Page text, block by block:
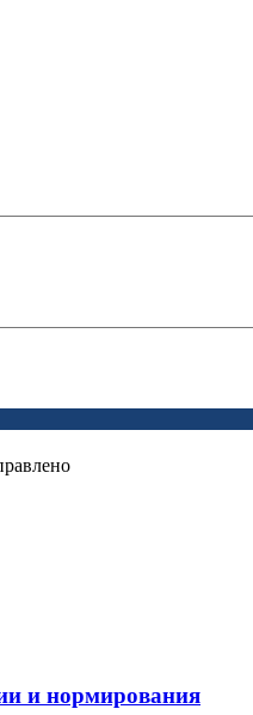
и нормирования